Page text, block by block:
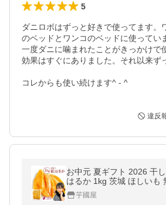
5
ダニロボはずっと好きで使ってます。
のベッドとワンコのベッドに使ってい
一度ダニに噛まれたことがきっかけで
効果はすぐにありました。それ以来ず
コレからも使い続けます^ - ^
違反
お中元 夏ギフト 2026 干
はるか 1kg 茨城 ほしいも
お菓子 おやつ スイーツ ダ
N1芋國屋